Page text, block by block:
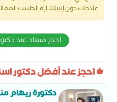
علاجات دون إستشارة الطبيب
احجز ميعاد عند
احجز عند أفضل دكتور
دكتورة ريهام